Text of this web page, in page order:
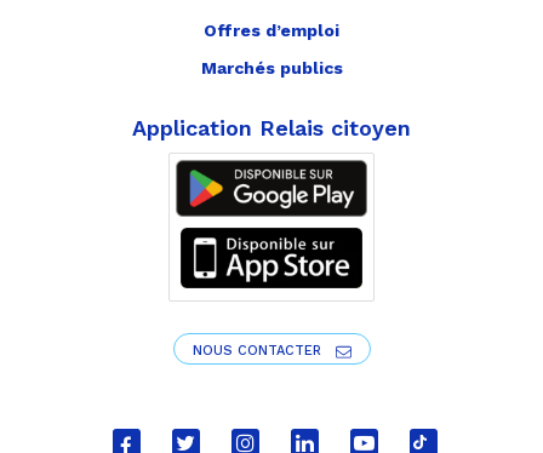
Offres d’emploi
Marchés publics
Application Relais citoyen
NOUS CONTACTER